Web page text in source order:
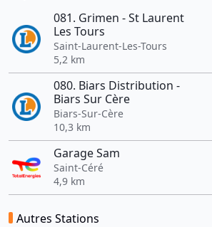
081. Grimen - St Laurent
Les Tours
Saint-Laurent-Les-Tours
5,2 km
080. Biars Distribution -
Biars Sur Cère
Biars-Sur-Cère
10,3 km
Garage Sam
Saint-Céré
4,9 km
Autres Stations